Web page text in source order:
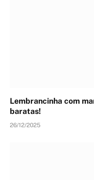
Lembrancinha com
baratas!
26/12/2025